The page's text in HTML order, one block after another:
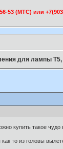
53 (МТС) или
для лампы
купить такое
то из головы